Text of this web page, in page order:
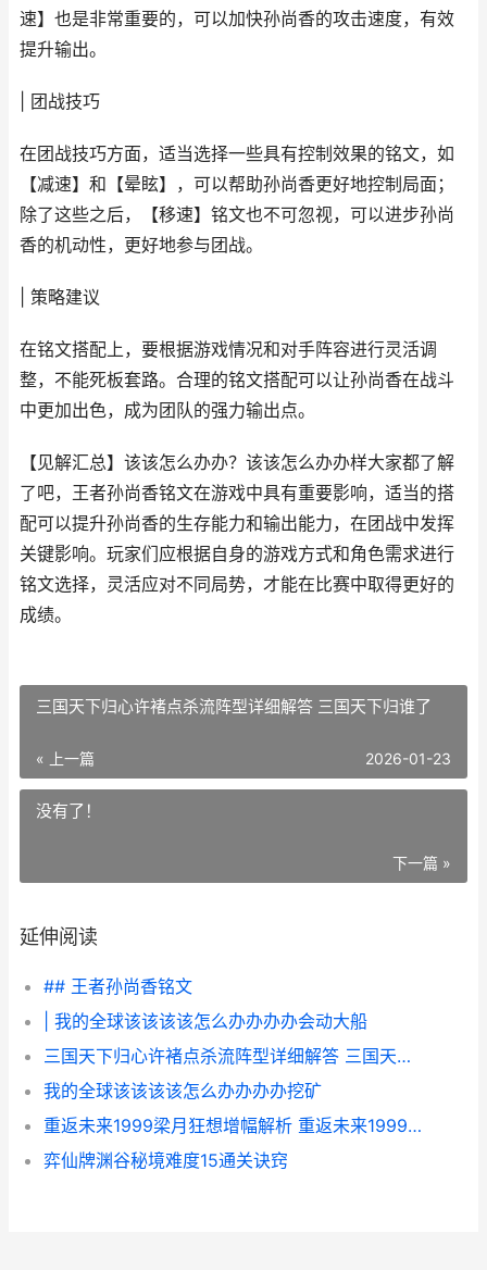
速】也是非常重要的，可以加快孙尚香的攻击速度，有效
提升输出。
| 团战技巧
在团战技巧方面，适当选择一些具有控制效果的铭文，如
【减速】和【晕眩】，可以帮助孙尚香更好地控制局面；
除了这些之后，【移速】铭文也不可忽视，可以进步孙尚
香的机动性，更好地参与团战。
| 策略建议
在铭文搭配上，要根据游戏情况和对手阵容进行灵活调
整，不能死板套路。合理的铭文搭配可以让孙尚香在战斗
中更加出色，成为团队的强力输出点。
【见解汇总】该该怎么办办？该该怎么办办样大家都了解
了吧，王者孙尚香铭文在游戏中具有重要影响，适当的搭
配可以提升孙尚香的生存能力和输出能力，在团战中发挥
关键影响。玩家们应根据自身的游戏方式和角色需求进行
铭文选择，灵活应对不同局势，才能在比赛中取得更好的
成绩。
三国天下归心许褚点杀流阵型详细解答 三国天下归谁了
« 上一篇 2026-01-23
没有了！
下一篇 »
延伸阅读
## 王者孙尚香铭文
| 我的全球该该该该怎么办办办办会动大船
三国天下归心许褚点杀流阵型详细解答 三国天下归谁了
我的全球该该该该怎么办办办办挖矿
重返未来1999梁月狂想增幅解析 重返未来1999梁月脚上的铃铛
弈仙牌渊谷秘境难度15通关诀窍